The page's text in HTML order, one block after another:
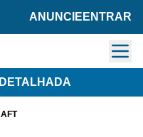
ANUNCIE ENTRAR